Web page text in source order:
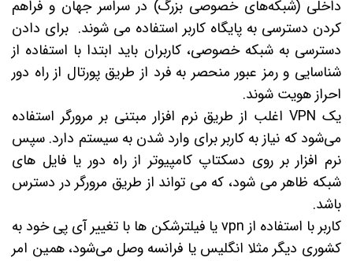
داخلی (شبکه‌های خصوصی بزرگ) در سراسر جهان و فراهم
کردن دسترسی به پایگاه کاربر استفاده می شوند. برای دادن
دسترسی به شبکه خصوصی، کاربران باید ابتدا با استفاده از
شناسایی و رمز عبور منحصر به فرد از طریق پورتال از راه دور
احراز هویت شوند.
یک VPN اغلب از طریق نرم افزار مبتنی بر مرورگر استفاده
می‌شود که نیاز به کاربر برای وارد شدن به سیستم دارد. سپس
نرم افزار بر روی دسکتاپ کامپیوتر از راه دور یا فایل های
شبکه ظاهر می شود، که می تواند از طریق مرورگر در دسترس
باشد.
کاربر با استفاده از vpn یا فیلترشکن ها با تغییر آی پی خود به
کشوری دیگر مثلا انگلیس یا فرانسه وصل می‌شود، همین امر